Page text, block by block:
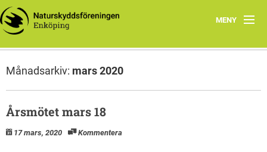
MENY
Hem
Månadsarkiv: mars 2020
Årsmötet mars 18
17 mars, 2020 Kommentera